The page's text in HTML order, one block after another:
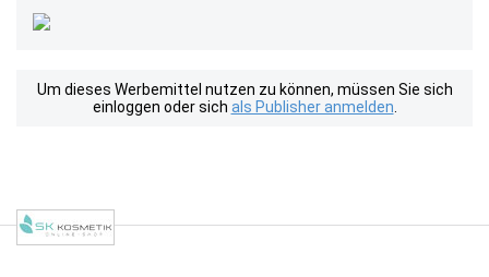
Um dieses Werbemittel nutzen zu können, müssen Sie sich
einloggen oder sich als Publisher anmelden